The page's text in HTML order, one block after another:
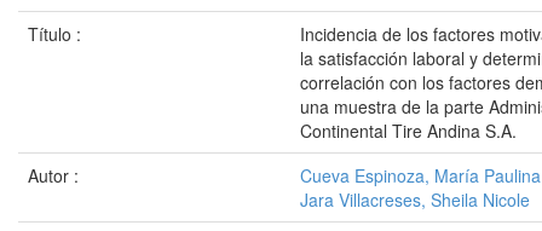
Título :
Incidencia de los factores
la satisfacción laboral y
correlación con los factores
una muestra de la parte
Continental Tire Andina S.A.
Autor :
Cueva Espinoza, María Paulina
Jara Villacreses, Sheila Nicole